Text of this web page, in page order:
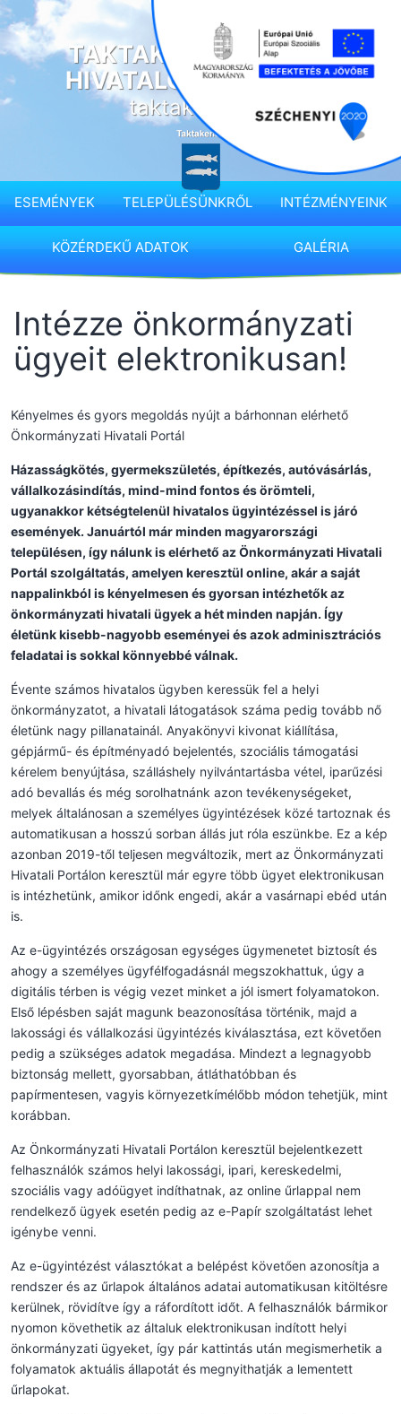
Ugrás
a
tartalomhozTAKTAKENÉZ KÖZSÉG
HIVATALOS HONLAPJA
taktakenez.hu
ESEMÉNYEK TELEPÜLÉSÜNKRŐL INTÉZMÉNYEINK
KÖZÉRDEKŰ ADATOK GALÉRIA
Intézze önkormányzati
ügyeit elektronikusan!
Kényelmes és gyors megoldás nyújt a bárhonnan elérhető
Önkormányzati Hivatali Portál
Házasságkötés, gyermekszületés, építkezés, autóvásárlás,
vállalkozásindítás, mind-mind fontos és örömteli,
ugyanakkor kétségtelenül hivatalos ügyintézéssel is járó
események. Januártól már minden magyarországi
településen, így nálunk is elérhető az Önkormányzati Hivatali
Portál szolgáltatás, amelyen keresztül online, akár a saját
nappalinkból is kényelmesen és gyorsan intézhetők az
önkormányzati hivatali ügyek a hét minden napján. Így
életünk kisebb-nagyobb eseményei és azok adminisztrációs
feladatai is sokkal könnyebbé válnak.
Évente számos hivatalos ügyben keressük fel a helyi
önkormányzatot, a hivatali látogatások száma pedig tovább nő
életünk nagy pillanatainál. Anyakönyvi kivonat kiállítása,
gépjármű- és építményadó bejelentés, szociális támogatási
kérelem benyújtása, szálláshely nyilvántartásba vétel, iparűzési
adó bevallás és még sorolhatnánk azon tevékenységeket,
melyek általánosan a személyes ügyintézések közé tartoznak és
automatikusan a hosszú sorban állás jut róla eszünkbe. Ez a kép
azonban 2019-től teljesen megváltozik, mert az Önkormányzati
Hivatali Portálon keresztül már egyre több ügyet elektronikusan
is intézhetünk, amikor időnk engedi, akár a vasárnapi ebéd után
is.
Az e-ügyintézés országosan egységes ügymenetet biztosít és
ahogy a személyes ügyfélfogadásnál megszokhattuk, úgy a
digitális térben is végig vezet minket a jól ismert folyamatokon.
Első lépésben saját magunk beazonosítása történik, majd a
lakossági és vállalkozási ügyintézés kiválasztása, ezt követően
pedig a szükséges adatok megadása. Mindezt a legnagyobb
biztonság mellett, gyorsabban, átláthatóbban és
papírmentesen, vagyis környezetkímélőbb módon tehetjük, mint
korábban.
Az Önkormányzati Hivatali Portálon keresztül bejelentkezett
felhasználók számos helyi lakossági, ipari, kereskedelmi,
szociális vagy adóügyet indíthatnak, az online űrlappal nem
rendelkező ügyek esetén pedig az e-Papír szolgáltatást lehet
igénybe venni.
Az e-ügyintézést választókat a belépést követően azonosítja a
rendszer és az űrlapok általános adatai automatikusan kitöltésre
kerülnek, rövidítve így a ráfordított időt. A felhasználók bármikor
nyomon követhetik az általuk elektronikusan indított helyi
önkormányzati ügyeket, így pár kattintás után megismerhetik a
folyamatok aktuális állapotát és megnyithatják a lementett
űrlapokat.